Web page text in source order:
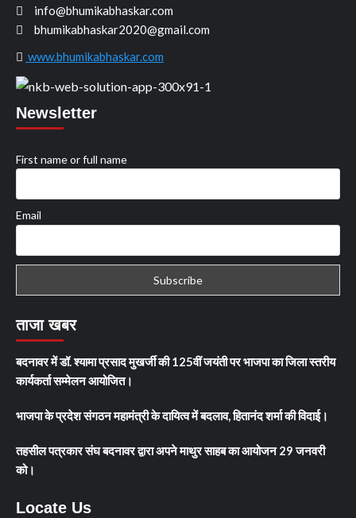
info@bhumikabhaskar.com
bhumikabhaskar2020@gmail.com
www.bhumikabhaskar.com
Newsletter
First name or full name
Email
ताजा खबर
बदनावर में डॉ. श्यामा प्रसाद मुखर्जी की 125वीं जयंती पर भाजपा का जिला स्तरीय
कार्यकर्ता सम्मेलन आयोजित।
भाजपा के प्रदेश संगठन महामंत्री के दायित्व में बदलाव, हितानंद शर्मा की विदाई।
तहसील पत्रकार संघ बदनावर द्वारा अपने माथुर साहब का आयोजन 29 जनवरी
को।
Locate Us